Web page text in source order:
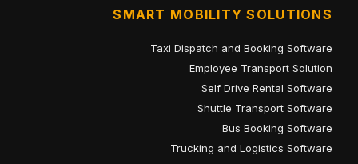
SMART MOBILITY SOLUTIONS
Taxi Dispatch and Booking Software
Employee Transport Solution
Self Drive Rental Software
Shuttle Transport Software
Bus Booking Software
Trucking and Logistics Software